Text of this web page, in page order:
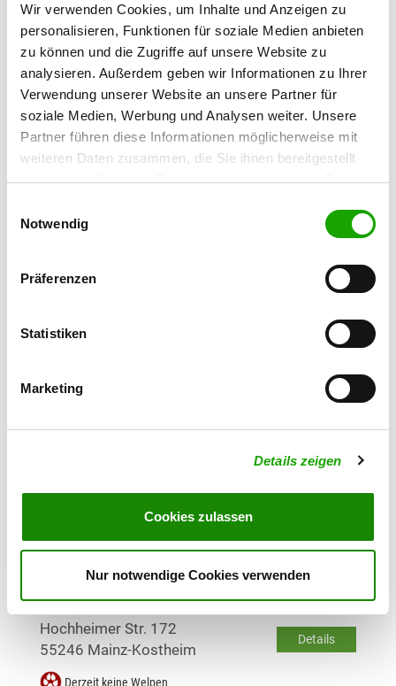
Wir verwenden Cookies, um Inhalte und Anzeigen zu
personalisieren, Funktionen für soziale Medien anbieten
zu können und die Zugriffe auf unsere Website zu
analysieren. Außerdem geben wir Informationen zu Ihrer
Verwendung unserer Website an unsere Partner für
soziale Medien, Werbung und Analysen weiter. Unsere
Partner führen diese Informationen möglicherweise mit
weiteren Daten zusammen, die Sie ihnen bereitgestellt
haben oder die sie im Rahmen Ihrer Nutzung der Dienste
Cookies, wenn Sie unsere Webseite weiterhin nutzen.
Notwendig
Präferenzen
Statistiken
Marketing
Details zeigen
Cookies zulassen
Nur notwendige Cookies verwenden
Zuchtstätte: von Beluga
Fliednerstr. 53
65191 Wiesbaden
Derzeit keine Welpen
Zuchtstätte: vom großen Haldor
Details
55597 Gumbsheim
Mosbachwiesen
Details
65187 Wiesbaden
Belzbachweg 3
65199 Wiesbaden
Derzeit keine Welpen
Zuchtstätte: vom Hochheimer Stein
Details
Hochheimer Str. 172
55246 Mainz-Kostheim
Derzeit keine Welpen